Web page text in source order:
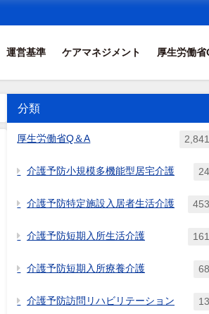
運営基準 ケアマネジメント 厚生労働省
分類
厚生労働省Q＆A 2,841
介護予防小規模多機能型居宅介護 24
介護予防特定施設入居者生活介護 453
介護予防短期入所生活介護 161
介護予防短期入所療養介護 68
介護予防訪問リハビリテーション 13